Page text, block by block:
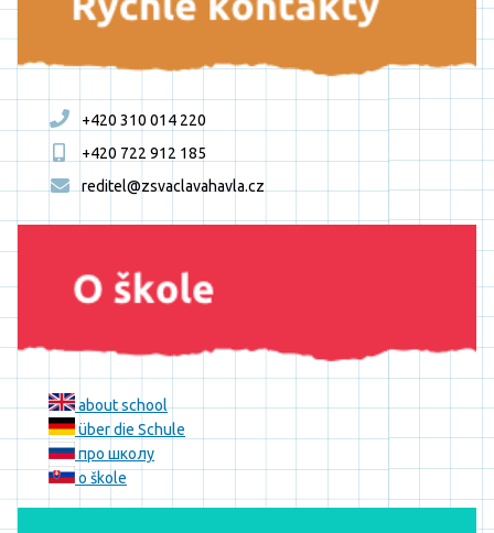
+420 310 014 220
+420 722 912 185
reditel@zsvaclavahavla.cz
about school
über die Schule
про школу
o škole